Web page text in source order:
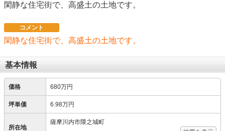
閑静な住宅街で、高盛土の土地です。
コメント
閑静な住宅街で、高盛土の土地です。
基本情報
価格 680万円
坪単価 6.98万円
所在地
薩摩川内市隈之城町